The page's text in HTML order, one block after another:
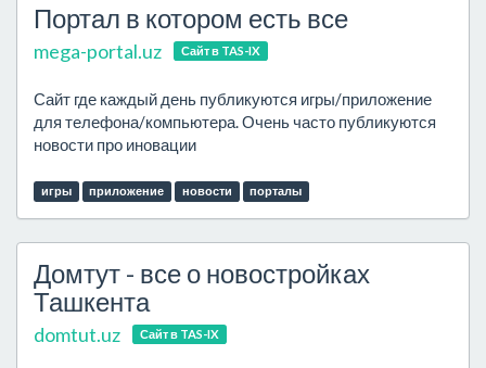
Портал в котором есть все
mega-portal.uz Сайт в TAS-IX
Сайт где каждый день публикуются игры/приложение
для телефона/компьютера. Очень часто публикуются
новости про иновации
игры приложение новости порталы
Домтут - все о новостройках
Ташкента
domtut.uz Сайт в TAS-IX